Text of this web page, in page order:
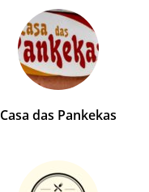
Casa das Pankekas